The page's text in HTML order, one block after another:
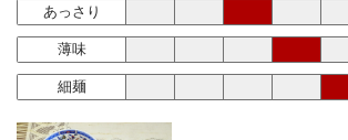
あっさり
薄味
細麺